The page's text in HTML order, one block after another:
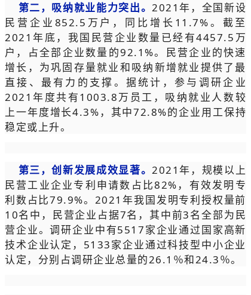
第二，吸纳就业能力突出。2021年，全国新设
民营企业852.5万户，同比增长11.7%。截至
2021年底，我国民营企业数量已经有4457.5万
户，占全部企业数量的92.1%。民营企业的快速
增长，为巩固存量就业和吸纳新增就业提供了最
直接、最有力的支撑。据统计，参与调研企业
2021年度共有1003.8万员工，吸纳就业人数较
上一年度增长4.3%，其中72.8%的企业用工保持
稳定或上升。
第三，创新发展成效显著。2021年，规模以上
民营工业企业专利申请数占比82%，有效发明专
利数占比79.9%。2021年我国发明专利授权量前
10名中，民营企业占据7名，其中前3名全部为民
营企业。调研企业中有5517家企业通过国家高新
技术企业认定，5133家企业通过科技型中小企业
认定，分别占调研企业总量的26.1％和24.3％。